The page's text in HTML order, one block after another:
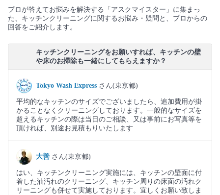
プロが答えてお悩みを解決する「アスクマイスター」に集まっ
た、キッチンクリーニングに関するお悩み・疑問と、プロからの
回答をご紹介します。
キッチンクリーニングをお願いすれば、キッチンの壁
や床のお掃除も一緒にしてもらえますか？
Tokyo Wash Express さん(東京都)
平均的なキッチンのサイズでございましたら、追加費用が掛
かることなくクリーニングしております。一般的なサイズを
超えるキッチンの際は当日のご相談、又は事前にお写真等を
頂ければ、別途お見積もりいたします
大善 さん(東京都)
はい、キッチンクリーニング実施には、キッチンの壁面に付
着した油汚れのクリーニング、キッチン周りの床面の汚れク
リーニングも併せて実施しております。宜しくお願い致しま